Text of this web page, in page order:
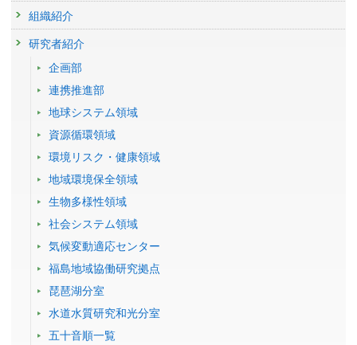
Quantification of Fabric Softener-derived Triethanolamine-
based Esterquat (TEAQ) Cationic Surfactant in Japanese
River Sediments
発表者 :Yoshii S.(吉井咲夢),
Sano T.(佐野友春), Terasaki M.,
学会等名称 :ACS Spring 2024 (2024)
研究講演
消し手法を用いたqNMRの正確さ向上に関する研究
発表者 :斎藤直樹
学会等名称 :
第6回日本定量NMR研究会年会 (2024)
予稿集名 :同予稿集
底質中及び市販衣料用柔軟剤中における陽イオン性界面活
性剤の同族体別濃度分析
発表者 :吉井咲夢,
学会等名称 :第3回環境化学物質合同大会 (2024)
予稿集名 :同予稿集, 680-681
研究発表
組織紹介
研究者紹介
企画部
連携推進部
地球システム領域
資源循環領域
環境リスク・健康領域
地域環境保全領域
生物多様性領域
社会システム領域
気候変動適応センター
福島地域協働研究拠点
琵琶湖分室
水道水質研究和光分室
五十音順一覧